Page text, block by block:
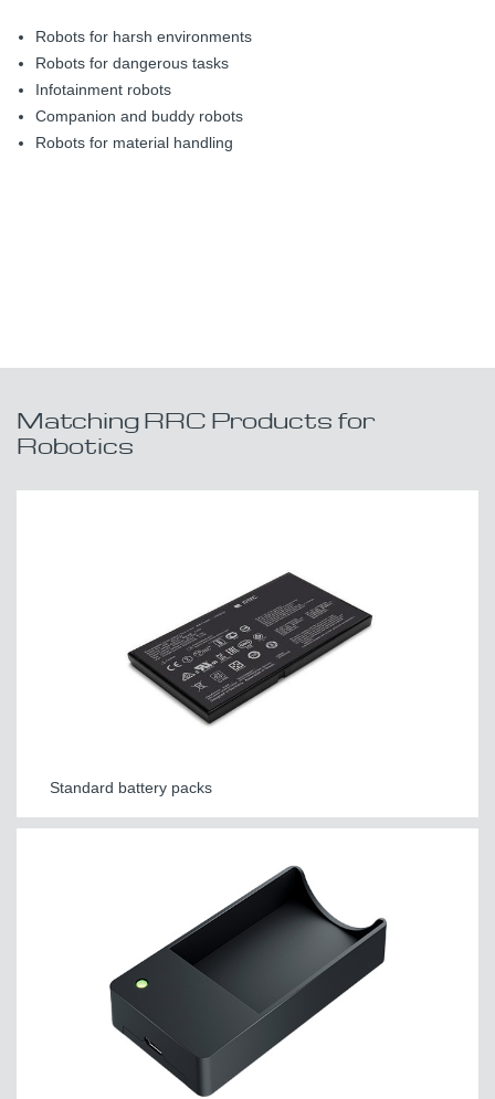
Robots for harsh environments
Robots for dangerous tasks
Infotainment robots
Companion and buddy robots
Robots for material handling
Matching RRC Products for
Robotics
Standard battery packs